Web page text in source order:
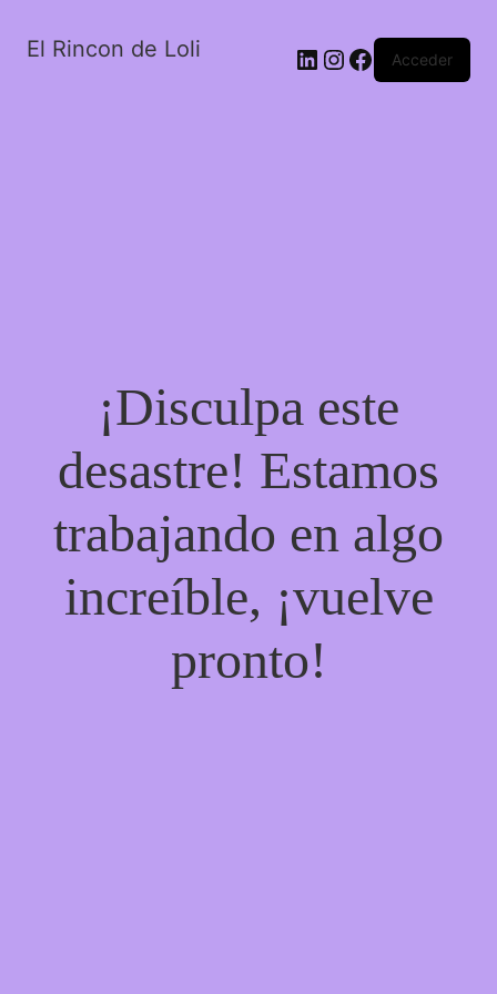
El Rincon de Loli LinkedIn
Instagram
FacebookAcceder
¡Disculpa este
desastre! Estamos
trabajando en algo
increíble, ¡vuelve
pronto!